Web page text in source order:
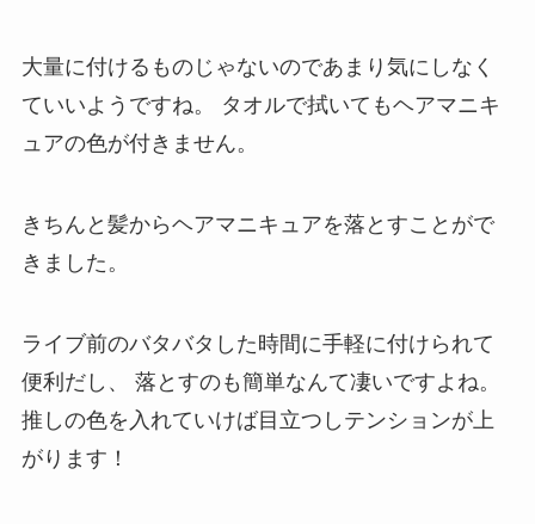
大量に付けるものじゃないのであまり気にしなく
ていいようですね。
タオルで拭いてもヘアマニキ
ュアの色が付きません。
きちんと髪からヘアマニキュアを落とすことがで
きました。
ライブ前のバタバタした時間に手軽に付けられて
便利だし、
落とすのも簡単なんて凄いですよね。
推しの色を入れていけば目立つしテンションが上
がります！